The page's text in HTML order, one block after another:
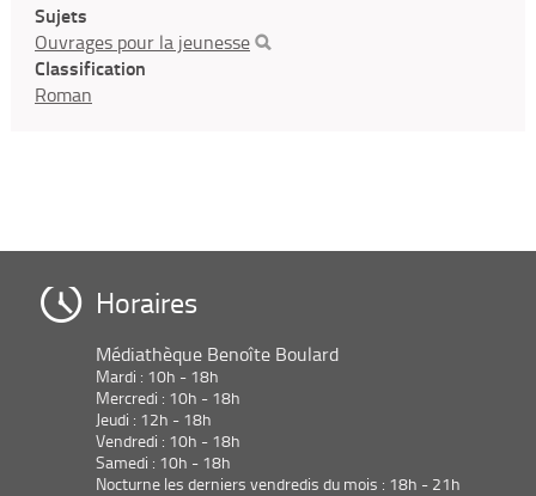
Sujets
Ouvrages pour la jeunesse
Classification
Roman
Horaires
Médiathèque Benoîte Boulard
Mardi : 10h - 18h
Mercredi : 10h - 18h
Jeudi : 12h - 18h
Vendredi : 10h - 18h
Samedi : 10h - 18h
Nocturne les derniers vendredis du mois : 18h - 21h